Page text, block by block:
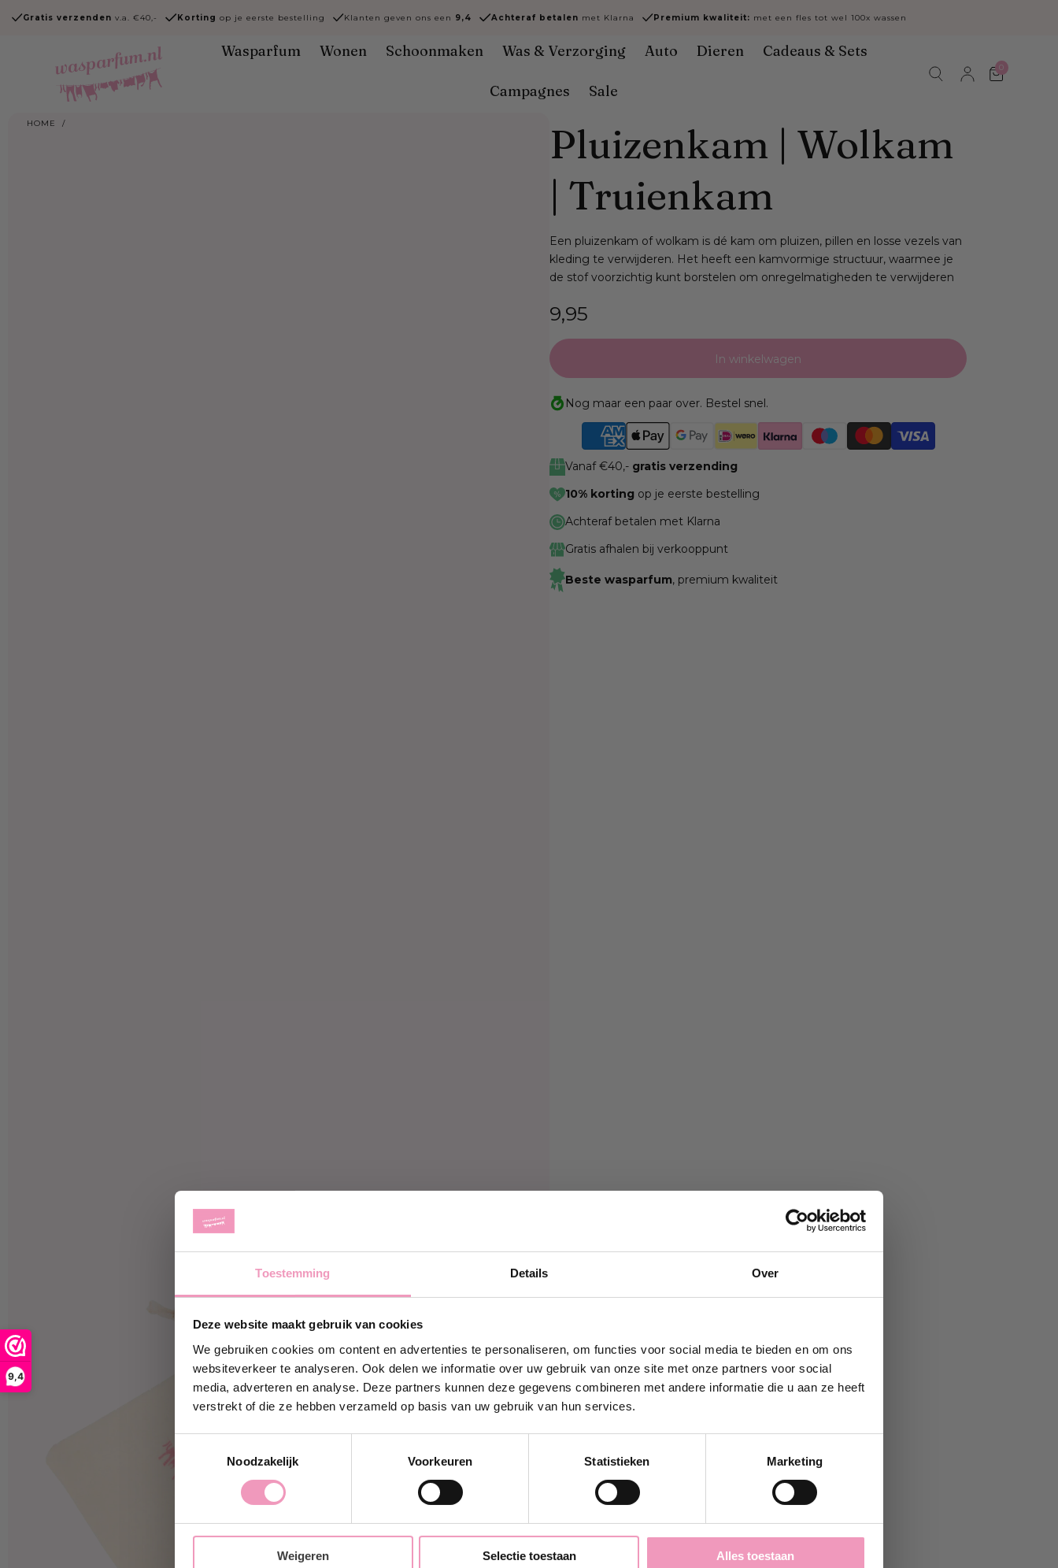
Toestemming Details Over
Deze website maakt gebruik van cookies
We gebruiken cookies om content en advertenties te personaliseren, om functies voor social media te bieden en om ons
websiteverkeer te analyseren. Ook delen we informatie over uw gebruik van onze site met onze partners voor social
media, adverteren en analyse. Deze partners kunnen deze gegevens combineren met andere informatie die u aan ze heeft
verstrekt of die ze hebben verzameld op basis van uw gebruik van hun services.
Noodzakelijk
Voorkeuren Statistieken Marketing
Weigeren Selectie toestaan Alles toestaan
9,4
Ga naar
Gratis verzenden v.a. €40,- Korting op je eerste bestelling Klanten geven ons een 9,4 Achteraf betalen met Klarna Premium kwaliteit: met een fles tot wel 100x wassen
Wasparfum Wonen Schoonmaken Was & Verzorging Auto Dieren Cadeaus & Sets
Campagnes Sale
0
HOME /
Pluizenkam | Wolkam
| Truienkam
Een pluizenkam of wolkam is dé kam om pluizen, pillen en losse vezels van
kleding te verwijderen. Het heeft een kamvormige structuur, waarmee je
de stof voorzichtig kunt borstelen om onregelmatigheden te verwijderen
Normale
prijs
9,95
In winkelwagen
Nog maar een paar over. Bestel snel.
Vanaf €40,- gratis verzending
10% korting op je eerste bestelling
Achteraf betalen met Klarna
Gratis afhalen bij verkooppunt
Beste wasparfum, premium kwaliteit
Ontvang 10% korting!
Schrijf je in en ontvang direct
kortingop jouw eerste bestelling bij
Wasparfum.
jouw@e-mailadres.com
Ja, ik wil 10% korting!
Nee, bedankt